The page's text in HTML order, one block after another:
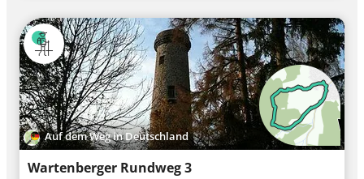
Auf dem Weg in Deutschland
Wartenberger Rundweg 3